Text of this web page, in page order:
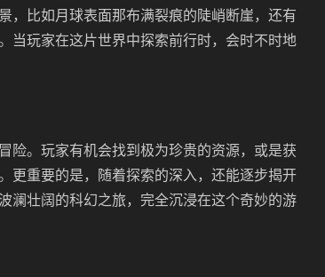
，比如月球表面那布满裂痕的陡峭断崖，还有
当玩家在这片世界中探索前行时，会时不时地
险。玩家有机会找到极为珍贵的资源，或是获
更重要的是，随着探索的深入，还能逐步揭开
澜壮阔的科幻之旅，完全沉浸在这个奇妙的游